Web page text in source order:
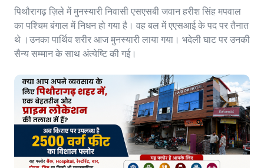
पिथौरागढ़ ज़िले में मुनस्यारी निवासी एसएसबी जवान हरीश सिंह मपवाल
का पश्चिम बंगाल में निधन हो गया है। वह बल में एएसआई के पद पर तैनात
थे ।उनका पार्थिव शरीर आज मुनस्यारी लाया गया। भदेली घाट पर उनकी
सैन्य सम्मान के साथ अंत्येष्टि की गई।